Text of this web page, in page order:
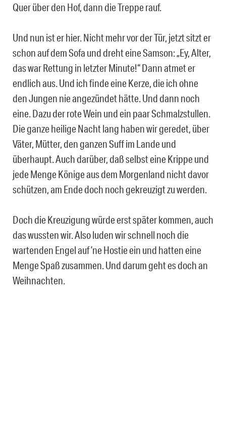
Quer über den Hof, dann die Treppe rauf.
Und nun ist er hier. Nicht mehr vor der Tür, jetzt sitzt er
schon auf dem Sofa und dreht eine Samson: „Ey, Alter,
das war Rettung in letzter Minute!“ Dann atmet er
endlich aus. Und ich finde eine Kerze, die ich ohne
den Jungen nie angezündet hätte. Und dann noch
eine. Dazu der rote Wein und ein paar Schmalzstullen.
Die ganze heilige Nacht lang haben wir geredet, über
Väter, Mütter, den ganzen Suff im Lande und
überhaupt. Auch darüber, daß selbst eine Krippe und
jede Menge Könige aus dem Morgenland nicht davor
schützen, am Ende doch noch gekreuzigt zu werden.
Doch die Kreuzigung würde erst später kommen, auch
das wussten wir. Also luden wir schnell noch die
wartenden Engel auf ’ne Hostie ein und hatten eine
Menge Spaß zusammen. Und darum geht es doch an
Weihnachten.